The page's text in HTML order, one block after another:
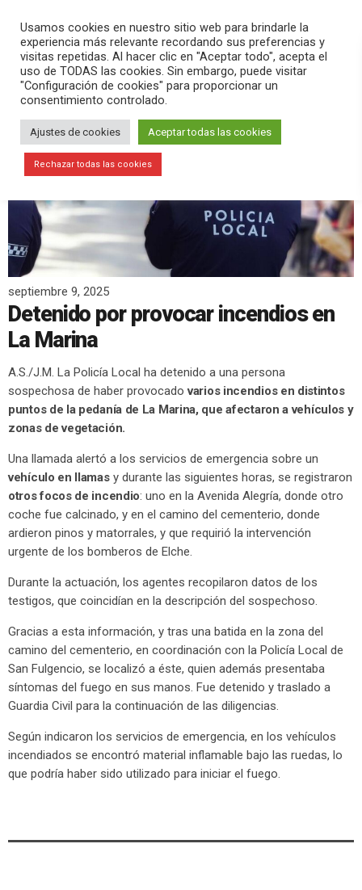
search menu pause PLAY
septiembre 9, 2025
Detenido por provocar incendios en
La Marina
A.S./J.M. La Policía Local ha detenido a una persona
sospechosa de haber provocadovarios incendios en distintos
puntos de la pedanía de La Marina, que afectaron a vehículos y
zonas de vegetación.
Una llamada alertó a los servicios de emergencia sobre un
vehículo en llamasy durante las siguientes horas, se registraron
otros focos de incendio: uno en la Avenida Alegría, donde otro
coche fue calcinado, y en el camino del cementerio, donde
ardieron pinos y matorrales, y que requirió la intervención
urgente de los bomberos de Elche.
Durante la actuación, los agentes recopilaron datos de los
testigos, que coincidían en la descripción del sospechoso.
Gracias a esta información, y tras una batida en la zona del
camino del cementerio, en coordinación con la Policía Local de
San Fulgencio, se localizó a éste, quien además presentaba
síntomas del fuego en sus manos. Fue detenido y traslado a
Guardia Civil para la continuación de las diligencias.
Según indicaron los servicios de emergencia, en los vehículos
incendiados se encontró material inflamable bajo las ruedas, lo
que podría haber sido utilizado para iniciar el fuego.
Usamos cookies en nuestro sitio web para brindarle la
experiencia más relevante recordando sus preferencias y
visitas repetidas. Al hacer clic en "Aceptar todo", acepta el
uso de TODAS las cookies. Sin embargo, puede visitar
"Configuración de cookies" para proporcionar un
consentimiento controlado.
Ajustes de cookies Aceptar todas las cookies
Rechazar todas las cookies